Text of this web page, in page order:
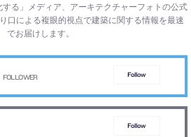
する」メディア、アーキテクチャーフォトの公式
口による複眼的視点で建築に関する情報を最速
でお届けします。
Follow
Follow